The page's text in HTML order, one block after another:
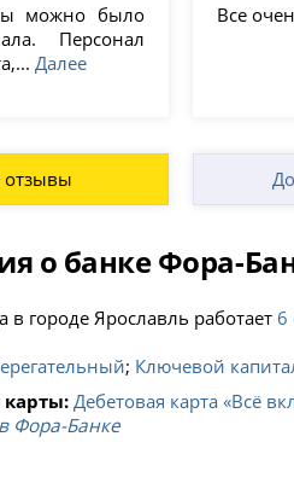
можно было
Персонал
Далее
Все
отзывы
о банке Фора-
в городе Ярославль работает 6
; Ключевой
карты:Дебетовая карта «Всё
Фора-Банке